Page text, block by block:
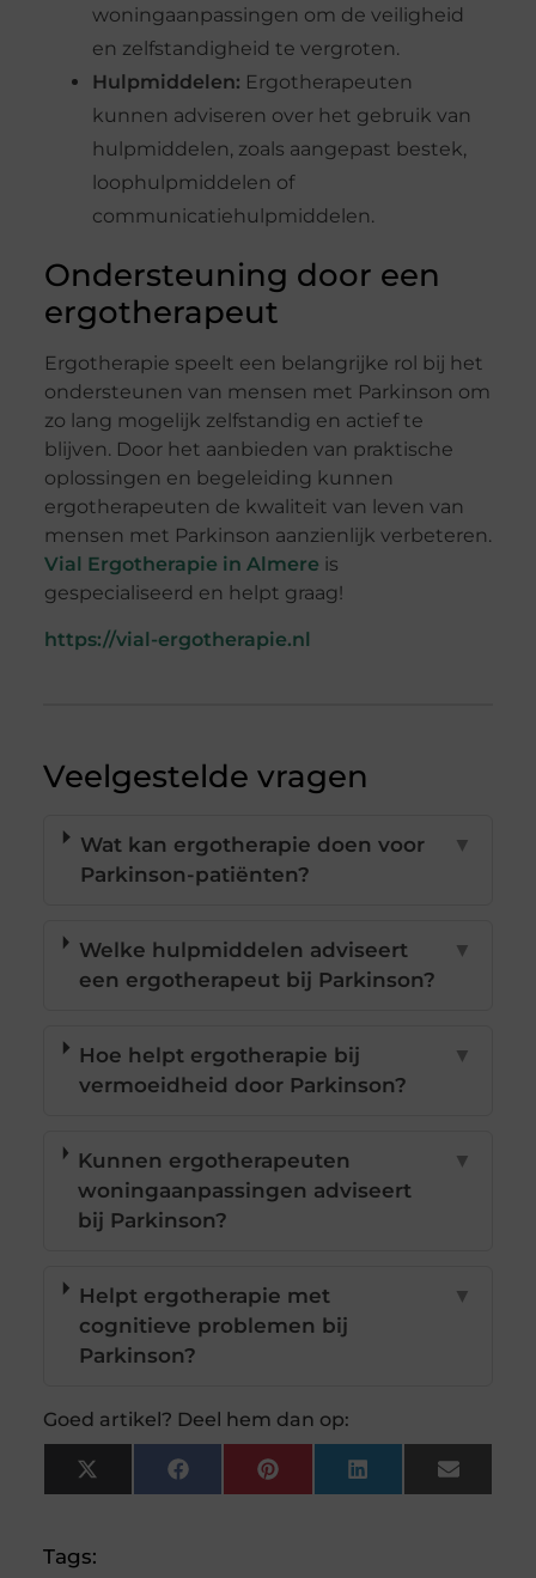
woningaanpassingen om de veiligheid
en zelfstandigheid te vergroten.
Hulpmiddelen: Ergotherapeuten
kunnen adviseren over het gebruik van
hulpmiddelen, zoals aangepast bestek,
loophulpmiddelen of
communicatiehulpmiddelen.
Ondersteuning door een
ergotherapeut
Ergotherapie speelt een belangrijke rol bij het
ondersteunen van mensen met Parkinson om
zo lang mogelijk zelfstandig en actief te
blijven. Door het aanbieden van praktische
oplossingen en begeleiding kunnen
ergotherapeuten de kwaliteit van leven van
mensen met Parkinson aanzienlijk verbeteren.
Vial Ergotherapie in Almere is
gespecialiseerd en helpt graag!
https://vial-ergotherapie.nl
Veelgestelde vragen
Wat kan ergotherapie doen voor
Parkinson-patiënten?
▼
Welke hulpmiddelen adviseert
een ergotherapeut bij Parkinson?
▼
Hoe helpt ergotherapie bij
vermoeidheid door Parkinson?
▼
Kunnen ergotherapeuten
woningaanpassingen adviseert
bij Parkinson?
▼
Helpt ergotherapie met
cognitieve problemen bij
Parkinson?
▼
Goed artikel? Deel hem dan op:
X
(Twitter)
FacebookPinterestLinkedInEmail
Tags: